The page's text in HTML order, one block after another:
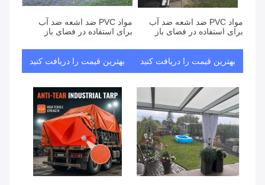
مواد PVC ضد اشعه ضد آب
برای استفاده در فضای باز
بهترین قیمت را دریافت کنید
مواد PVC ضد اشعه ضد آب
برای استفاده در فضای باز
بهترین قیمت را دریافت کنید